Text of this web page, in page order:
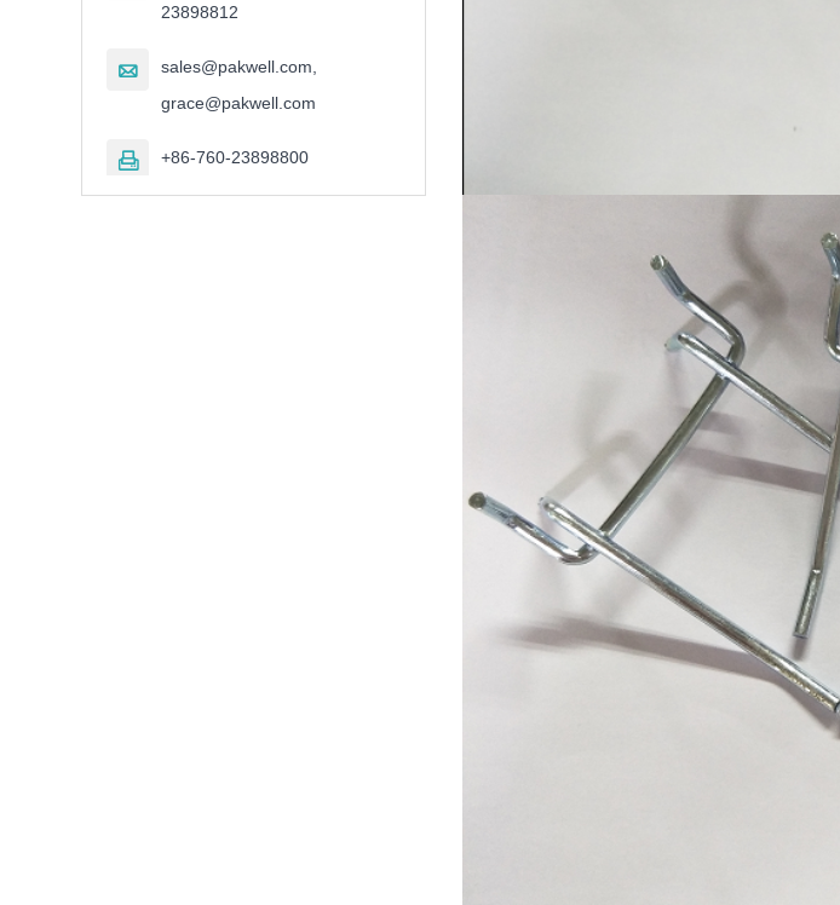
23898812

sales@pakwell.com,
grace@pakwell.com
 +86-760-23898800